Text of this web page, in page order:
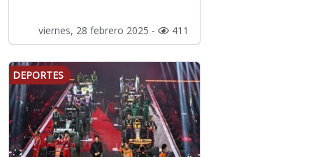
viernes, 28 febrero 2025 - 411
DEPORTES